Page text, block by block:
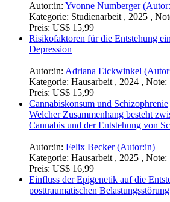
Autor:in: Yvonne Numberger
Kategorie: Studienarbeit , 2025 ,
Preis: US$ 15,99
Risikofaktoren für die Entstehung
Depression
Autor:in: Adriana Eickwinkel
Kategorie: Hausarbeit , 2024 , Note:
Preis: US$ 15,99
Cannabiskonsum und Schizophrenie
Welcher Zusammenhang besteht
Cannabis und der Entstehung von
Autor:in: Felix Becker (Autor:in)
Kategorie: Hausarbeit , 2025 , Note:
Preis: US$ 16,99
Einfluss der Epigenetik auf die
posttraumatischen Belastungsstörung